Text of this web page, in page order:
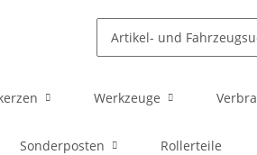
Werkzeuge
Sonderposten Rollerteile